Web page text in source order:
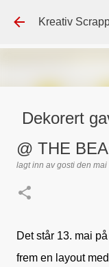
Kreativ
Dekorert
@ THE
lagt inn avgosti den mai
Det står 13. mai
frem en layout